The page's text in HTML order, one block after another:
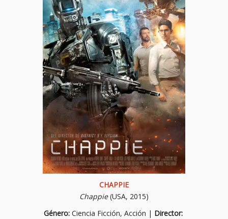
CHAPPIE
Chappie(USA, 2015)
Género:Ciencia Ficción, Acción | Director: